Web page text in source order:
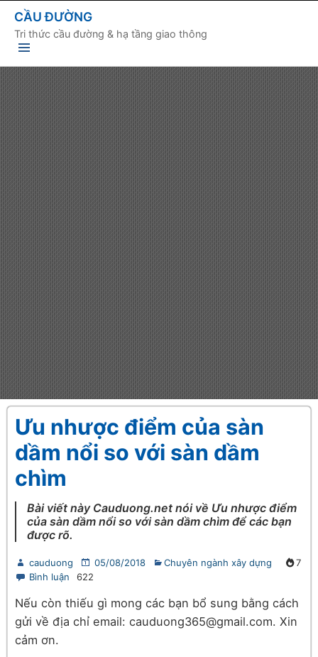
CẦU ĐƯỜNG
Tri thức cầu đường & hạ tầng giao thông
Ưu nhược điểm của sàn
dầm nổi so với sàn dầm
chìm
Bài viết này Cauduong.net nói về Ưu nhược điểm
của sàn dầm nổi so với sàn dầm chìm để các bạn
được rõ.
cauduong 05/08/2018
Chuyên ngành xây dựng
Bình luận
7
622
Nếu còn thiếu gì mong các bạn bổ sung bằng cách
gửi về địa chỉ email: cauduong365@gmail.com. Xin
cảm ơn.